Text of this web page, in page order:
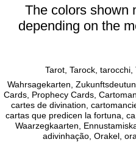
The colors shown
depending on the
Tarot, Tarock,
Wahrsagekarten,
Cards, Prophecy Cards,
cartes de divination,
cartas que predicen la fortuna,
Waarzegkaarten,
adivinhação, Orakel,